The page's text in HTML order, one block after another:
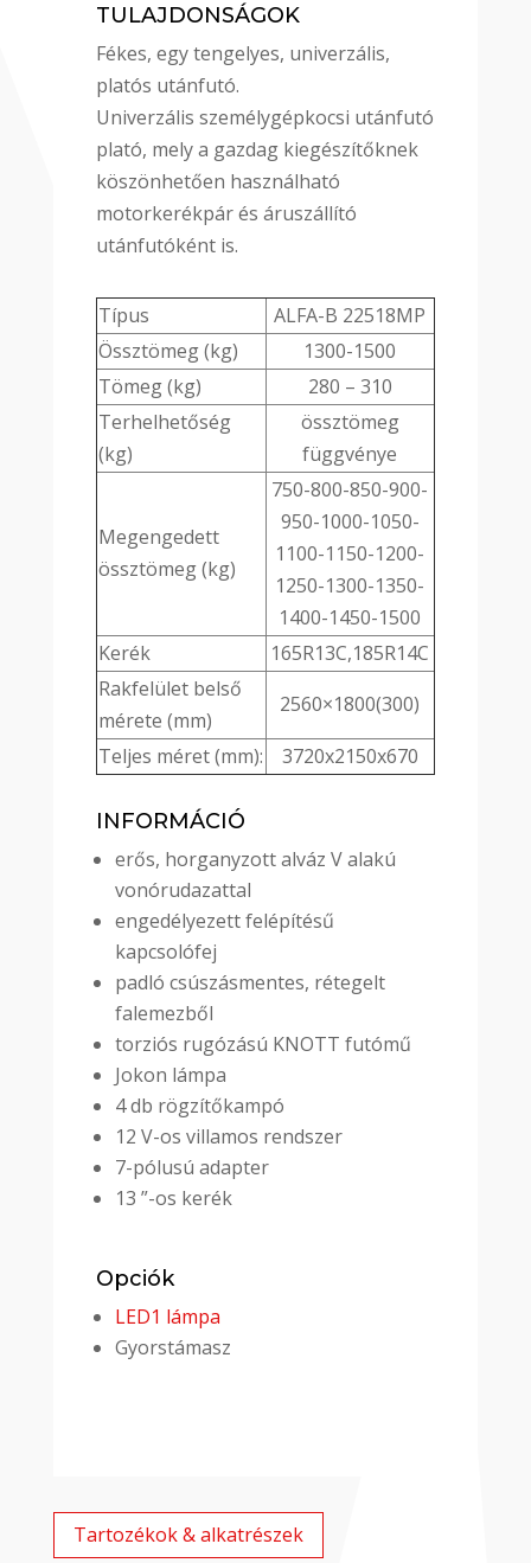
TULAJDONSÁGOK
Fékes, egy tengelyes, univerzális,
platós utánfutó.
Univerzális személygépkocsi utánfutó
plató, mely a gazdag kiegészítőknek
köszönhetően használható
motorkerékpár és áruszállító
utánfutóként is.
Típus
ALFA-B 22518MP
Össztömeg (kg)
1300-1500
Tömeg (kg)
280 – 310
Terhelhetőség
(kg)
össztömeg
függvénye
Megengedett
össztömeg (kg)
750-800-850-900-
950-1000-1050-
1100-1150-1200-
1250-1300-1350-
1400-1450-1500
Kerék
165R13C,185R14C
Rakfelület belső
mérete (mm)
2560×1800(300)
Teljes méret (mm):
3720x2150x670
INFORMÁCIÓ
erős, horganyzott alváz V alakú
vonórudazattal
engedélyezett felépítésű
kapcsolófej
padló csúszásmentes, rétegelt
falemezből
torziós rugózású KNOTT futómű
Jokon lámpa
4 db rögzítőkampó
12 V-os villamos rendszer
7-pólusú adapter
13 ”-os kerék
Opciók
LED1 lámpa
Gyorstámasz
Tartozékok & alkatrészek